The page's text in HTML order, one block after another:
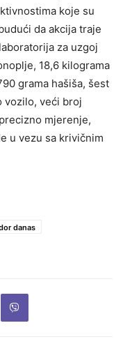
koje su
da akcija traje
za uzgoj
18,6 kilograma
grama hašiša, šest
vozilo, veći broj
mjerenje,
u vezu sa krivičnim
danas